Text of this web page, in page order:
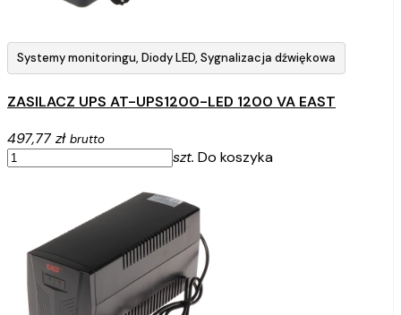
Systemy monitoringu, Diody LED, Sygnalizacja dźwiękowa
ZASILACZ UPS AT-UPS1200-LED 1200 VA EAST
497,77 zł brutto
szt. Do koszyka